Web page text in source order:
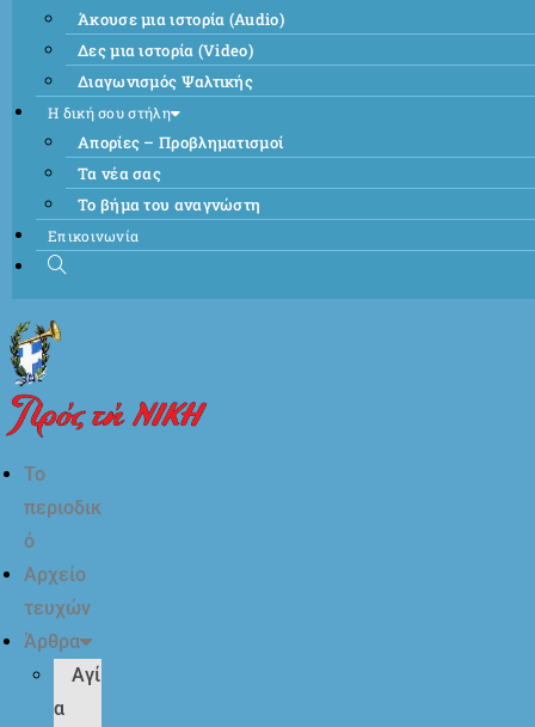
Άκουσε μια ιστορία (Audio)
Δες μια ιστορία (Video)
Διαγωνισμός Ψαλτικής
Η δική σου στήλη
Απορίες – Προβληματισμοί
Τα νέα σας
Το βήμα του αναγνώστη
Επικοινωνία
Το
περιοδικ
ό
Αρχείο
τευχών
Άρθρα
Αγί
α